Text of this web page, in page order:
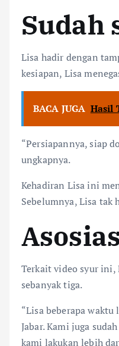
Sudah
Lisa hadir dengan
kesiapan, Lisa
BACA JUGA Hasil
“Persiapannya, siap
ungkapnya.
Kehadiran Lisa ini
Sebelumnya, Lisa tak
Terkait video syur ini,
sebanyak tiga.
“Lisa beberapa
Jabar. Kami juga
kami lakukan lebih